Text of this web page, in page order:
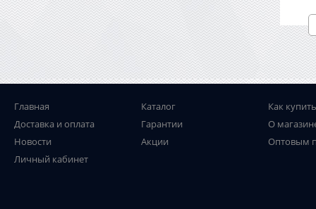
Главная Каталог
Как купить
Доставка и оплата
Гарантии
О
Новости
Акции
Оптовым
Личный кабинет